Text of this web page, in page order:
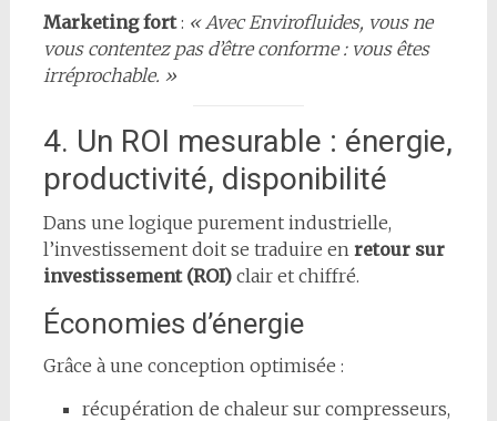
Marketing fort: « Avec Envirofluides, vous ne
vous contentez pas d’être conforme : vous êtes
irréprochable. »
4. Un ROI mesurable : énergie,
productivité, disponibilité
Dans une logique purement industrielle,
l’investissement doit se traduire en retour sur
investissement (ROI)clair et chiffré.
Économies d’énergie
Grâce à une conception optimisée :
récupération de chaleur sur compresseurs,